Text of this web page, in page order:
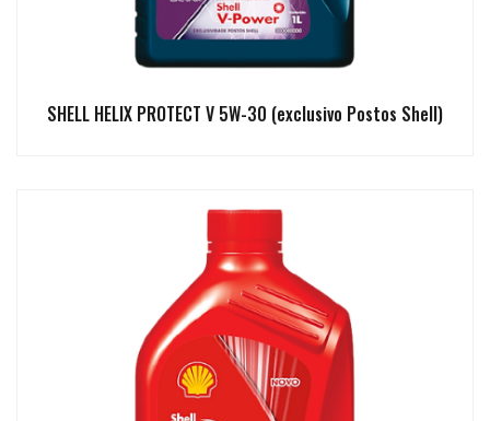
SHELL HELIX PROTECT V 5W-30 (exclusivo Postos Shell)